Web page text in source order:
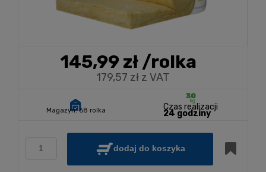
145,99 zł /rolka
179,57 zł z VAT
Magazyn: 68 rolka Czas realizacji
24 godziny
dodaj do koszyka